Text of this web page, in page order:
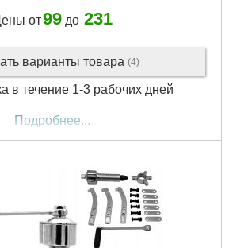
от99до 231
варианты товара (4)
в течение 1-3 рабочих дней
Подробнее...